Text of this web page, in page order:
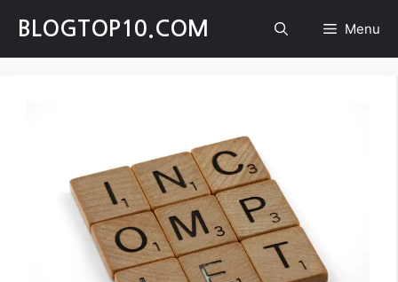
content
BLOGTOP10.COM Menu